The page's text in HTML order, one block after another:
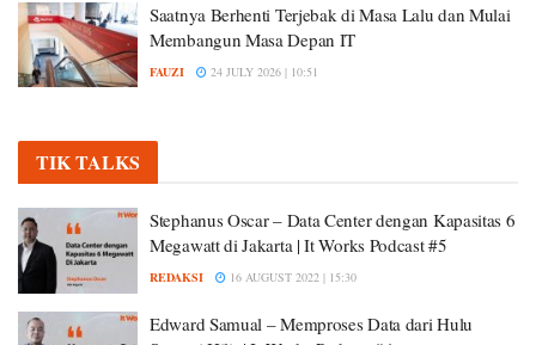
Saatnya Berhenti Terjebak di Masa Lalu dan Mulai
Membangun Masa Depan IT
FAUZI 24 JULY 2026 | 10:51
TIK TALKS
Stephanus Oscar – Data Center dengan Kapasitas 6
Megawatt di Jakarta | It Works Podcast #5
REDAKSI 16 AUGUST 2022 | 15:30
Edward Samual – Memproses Data dari Hulu